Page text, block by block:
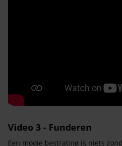
Video 3 - Funderen
Een mooie bestrating is niets